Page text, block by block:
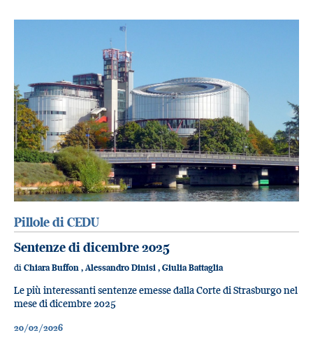
Pillole di CEDU
Sentenze di dicembre 2025
di Chiara Buffon , Alessandro Dinisi , Giulia Battaglia
Le più interessanti sentenze emesse dalla Corte di Strasburgo nel
mese di dicembre 2025
20/02/2026